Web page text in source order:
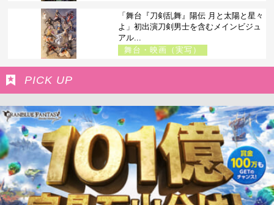
「舞台『刀剣乱舞』陽伝 月と太陽と星々
よ」初出演刀剣男士を含むメインビジュ
アル...
舞台・映画（実写）
PICK UP